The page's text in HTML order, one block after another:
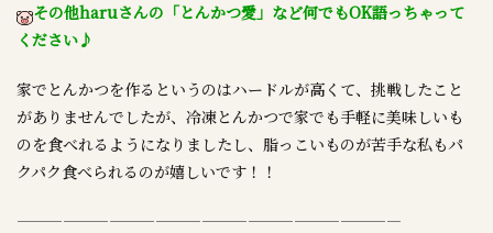
その他haruさんの「とんかつ愛」など何でもOK語っちゃって
ください♪
家でとんかつを作るというのはハードルが高くて、挑戦したこと
がありませんでしたが、冷凍とんかつで家でも手軽に美味しいも
のを食べれるようになりましたし、脂っこいものが苦手な私もパ
クパク食べられるのが嬉しいです！！
—————————————————————————